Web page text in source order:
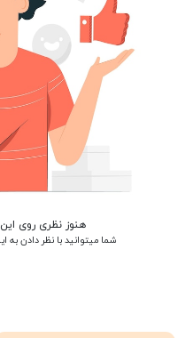
هنوز نظری روی
شما میتوانید با نظر دادن به